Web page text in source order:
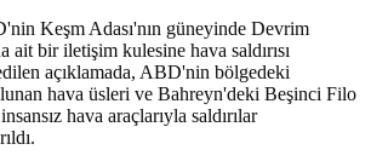
Keşm Adası'nın güneyinde Devrim
ait bir iletişim kulesine hava saldırısı
açıklamada, ABD'nin bölgedeki
hava üsleri ve Bahreyn'deki Beşinci Filo
hava araçlarıyla saldırılar